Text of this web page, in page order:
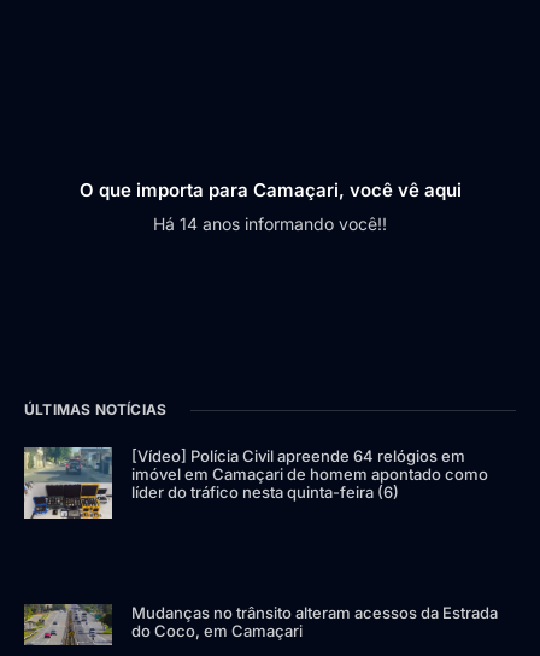
O que importa para Camaçari, você vê aqui
Há 14 anos informando você!!
ÚLTIMAS NOTÍCIAS
[Vídeo] Polícia Civil apreende 64 relógios em
imóvel em Camaçari de homem apontado como
líder do tráfico nesta quinta-feira (6)
Mudanças no trânsito alteram acessos da Estrada
do Coco, em Camaçari